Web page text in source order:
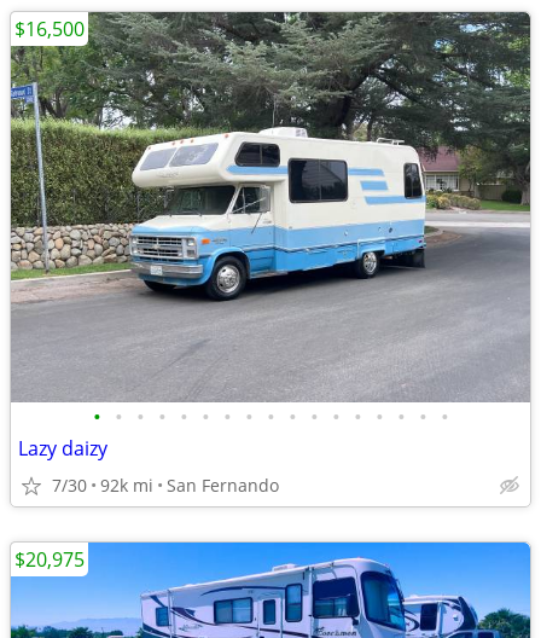
• • • • • • • • • • • • • • • • •
Lazy daizy
7/30 92k mi San Fernando
$16,500
$20,975